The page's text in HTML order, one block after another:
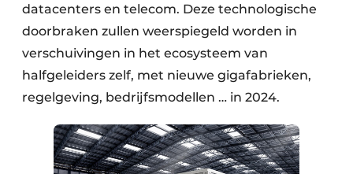
datacenters en telecom. Deze technologische
doorbraken zullen weerspiegeld worden in
verschuivingen in het ecosysteem van
halfgeleiders zelf, met nieuwe gigafabrieken,
regelgeving, bedrijfsmodellen … in 2024.